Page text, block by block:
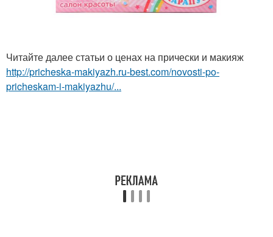
Читайте далее статьи о ценах на прически и макияж
http://pricheska-makiyazh.ru-best.com/novosti-po-
pricheskam-i-makiyazhu/...